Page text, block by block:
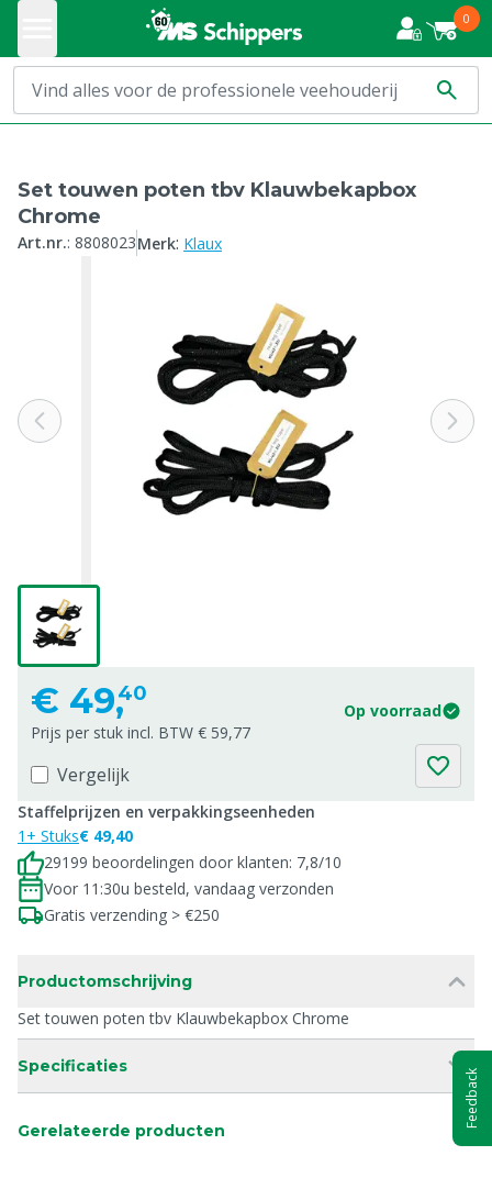
0
Set touwen poten tbv Klauwbekapbox
Chrome
Art.nr.: 8808023Merk: Klaux
€ 49,40
Op voorraad
Prijs per stuk incl. BTW € 59,77
Vergelijk
Staffelprijzen en verpakkingseenheden
1+ Stuks€ 49,40
29199 beoordelingen door klanten: 7,8/10
Voor 11:30u besteld, vandaag verzonden
Gratis verzending > €250
Productomschrijving
Set touwen poten tbv Klauwbekapbox Chrome
Specificaties
Gerelateerde producten
Feedback